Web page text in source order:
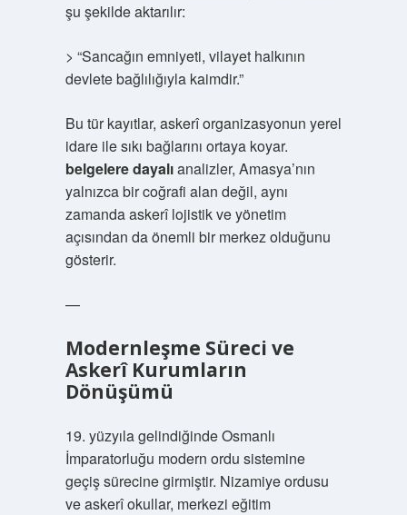
şu şekilde aktarılır:
> “Sancağın emniyeti, vilayet halkının
devlete bağlılığıyla kaimdir.”
Bu tür kayıtlar, askerî organizasyonun yerel
idare ile sıkı bağlarını ortaya koyar.
belgelere dayalıanalizler, Amasya’nın
yalnızca bir coğrafi alan değil, aynı
zamanda askerî lojistik ve yönetim
açısından da önemli bir merkez olduğunu
gösterir.
—
Modernleşme Süreci ve
Askerî Kurumların
Dönüşümü
19. yüzyıla gelindiğinde Osmanlı
İmparatorluğu modern ordu sistemine
geçiş sürecine girmiştir. Nizamiye ordusu
ve askerî okullar, merkezi eğitim